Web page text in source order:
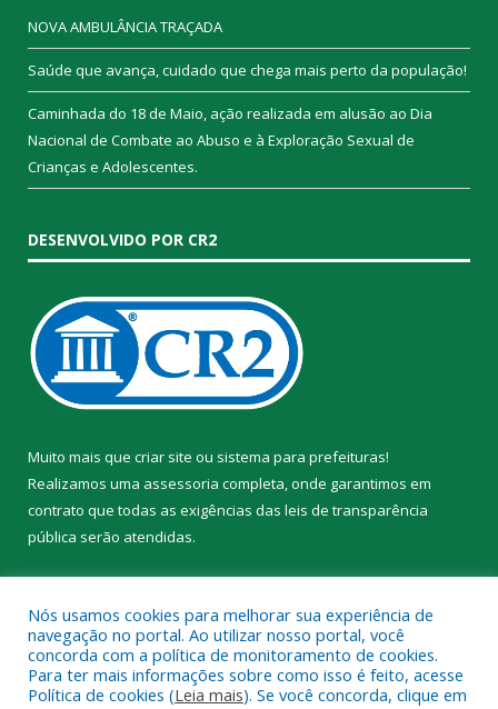
NOVA AMBULÂNCIA TRAÇADA
Saúde que avança, cuidado que chega mais perto da população!
Caminhada do 18 de Maio, ação realizada em alusão ao Dia
Nacional de Combate ao Abuso e à Exploração Sexual de
Crianças e Adolescentes.
DESENVOLVIDO POR CR2
Muito mais que criar site ou sistema para prefeituras!
Realizamos uma assessoria completa, onde garantimos em
contrato que todas as exigências das leis de transparência
pública serão atendidas.
Todos os direitos reservados a Prefeitura Municipal de Trairão.
Nós usamos cookies para melhorar sua experiência de
navegação no portal. Ao utilizar nosso portal, você
concorda com a política de monitoramento de cookies.
Para ter mais informações sobre como isso é feito, acesse
Política de cookies (Leia mais). Se você concorda, clique em